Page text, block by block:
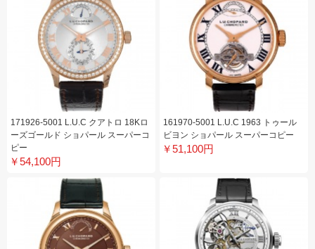
171926-5001 L.U.C クアトロ 18Kロ
ーズゴールド ショパール スーパーコ
ピー
￥54,100円
161970-5001 L.U.C 1963 トゥール
ビヨン ショパール スーパーコピー
￥51,100円